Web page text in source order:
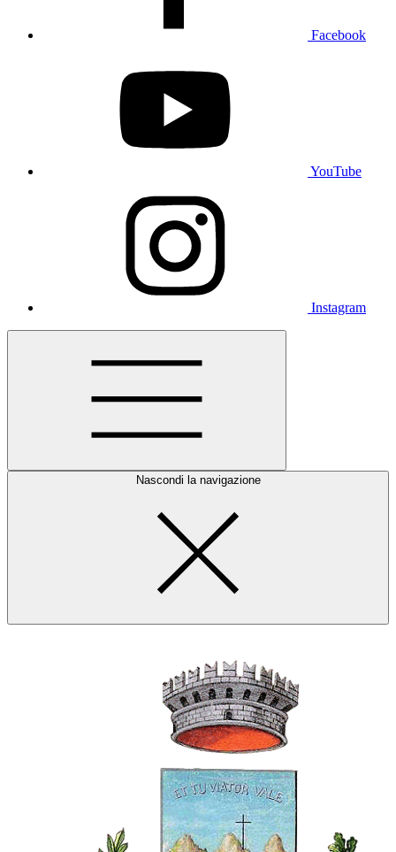
Facebook
YouTube
Instagram
Nascondi la navigazione